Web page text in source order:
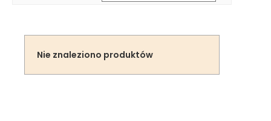
Nie znaleziono produktów